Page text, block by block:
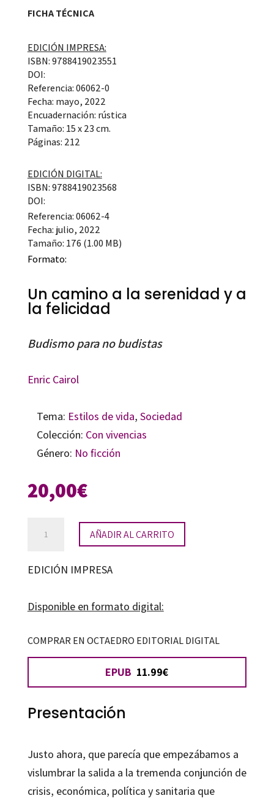
FICHA TÉCNICA
EDICIÓN IMPRESA:
ISBN: 9788419023551
DOI:
Referencia: 06062-0
Fecha: mayo, 2022
Encuadernación: rústica
Tamaño: 15 x 23 cm.
Páginas: 212
EDICIÓN DIGITAL:
ISBN: 9788419023568
DOI:
Referencia: 06062-4
Fecha: julio, 2022
Tamaño: 176 (1.00 MB)
Formato:
Un camino a la serenidad y a
la felicidad
Budismo para no budistas
Enric Cairol
Tema: Estilos de vida, Sociedad
Colección: Con vivencias
Género: No ficción
20,00€
serenidad
a
la
cantidad
AÑADIR AL CARRITO
EDICIÓN IMPRESA
Disponible en formato digital:
COMPRAR EN OCTAEDRO EDITORIAL DIGITAL
EPUB 11.99€
Presentación
Justo ahora, que parecía que empezábamos a
vislumbrar la salida a la tremenda conjunción de
crisis, económica, política y sanitaria que